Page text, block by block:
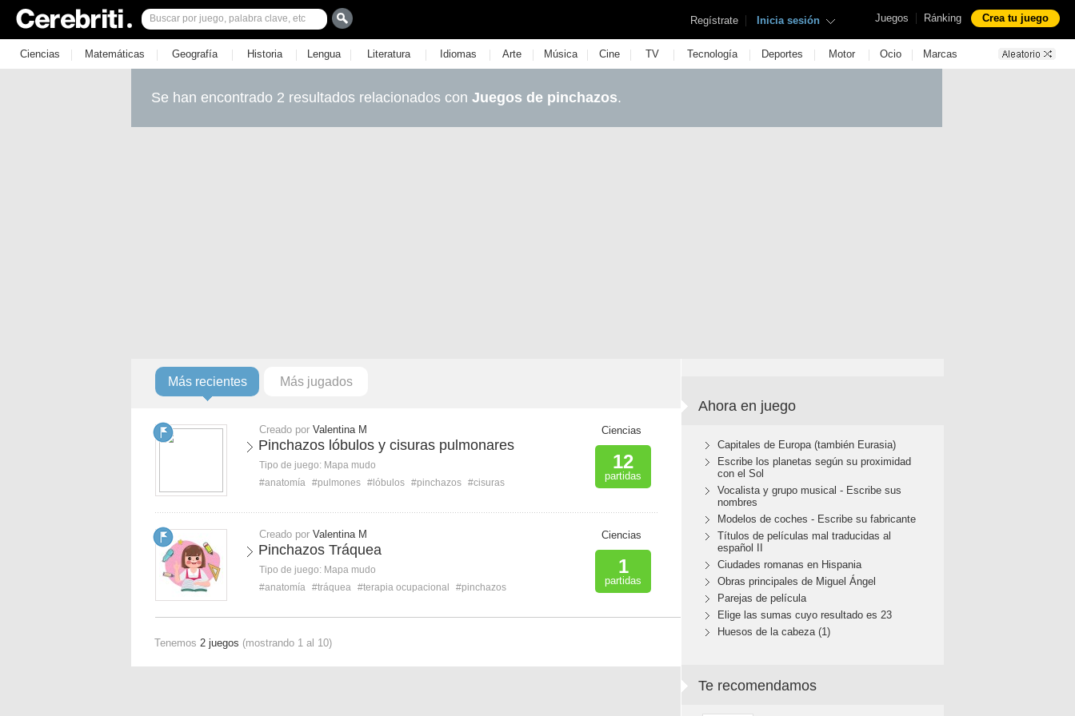
Juegos | Ránking Crea tu juego
Regístrate | Inicia sesión
Ciencias | Matemáticas | Geografía | Historia | Lengua | Literatura | Idiomas | Arte | Música | Cine | TV | Tecnología | Deportes | Motor | Ocio | Marcas
Se han encontrado 2 resultados relacionados con Juegos de pinchazos.
Más recientes Más jugados
Creado por Valentina M
Pinchazos lóbulos y cisuras pulmonares
Tipo de juego: Mapa mudo
#anatomía #pulmones #lóbulos #pinchazos #cisuras
Ciencias
12
partidas
Creado por Valentina M
Pinchazos Tráquea
Tipo de juego: Mapa mudo
#anatomía #tráquea #terapia ocupacional #pinchazos
Ciencias
1
partidas
Tenemos 2 juegos (mostrando 1 al 10)
Ahora en juego
Capitales de Europa (también Eurasia)
Escribe los planetas según su proximidad
con el Sol
Vocalista y grupo musical - Escribe sus
nombres
Modelos de coches - Escribe su fabricante
Títulos de películas mal traducidas al
español II
Ciudades romanas en Hispania
Obras principales de Miguel Ángel
Parejas de película
Elige las sumas cuyo resultado es 23
Huesos de la cabeza (1)
Te recomendamos